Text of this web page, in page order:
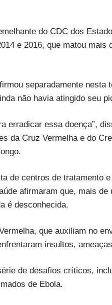
do CDC dos
e 2016, que matou
separadamente
não havia atingido seu
erradicar essa doença”,
da Cruz Vermelha e do
de centros de tratamento
afirmaram que, mais
é desconhecida.
que auxiliam no
insultos,
de desafios críticos,
de Ebola.